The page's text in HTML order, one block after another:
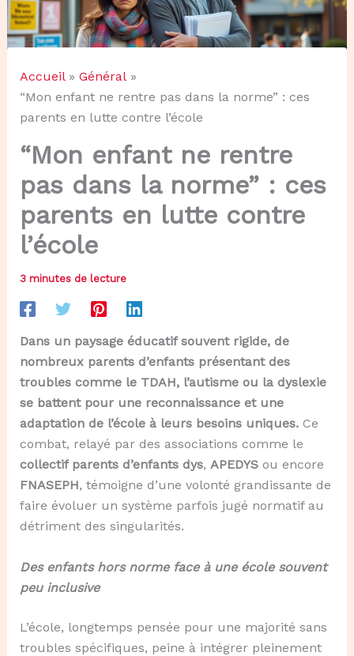
Accueil
Général
“Mon enfant ne rentre pas dans la norme” : ces
parents en lutte contre l’école
“Mon enfant ne rentre
pas dans la norme” : ces
parents en lutte contre
l’école
3 minutes de lecture
Dans un paysage éducatif souvent rigide, de
nombreux parents d’enfants présentant des
troubles comme le TDAH, l’autisme ou la dyslexie
se battent pour une reconnaissance et une
adaptation de l’école à leurs besoins uniques.Ce
combat, relayé par des associations comme le
collectif parents d’enfants dys, APEDYSou encore
FNASEPH, témoigne d’une volonté grandissante de
faire évoluer un système parfois jugé normatif au
détriment des singularités.
Des enfants hors norme face à une école souvent
peu inclusive
L’école, longtemps pensée pour une majorité sans
troubles spécifiques, peine à intégrer pleinement